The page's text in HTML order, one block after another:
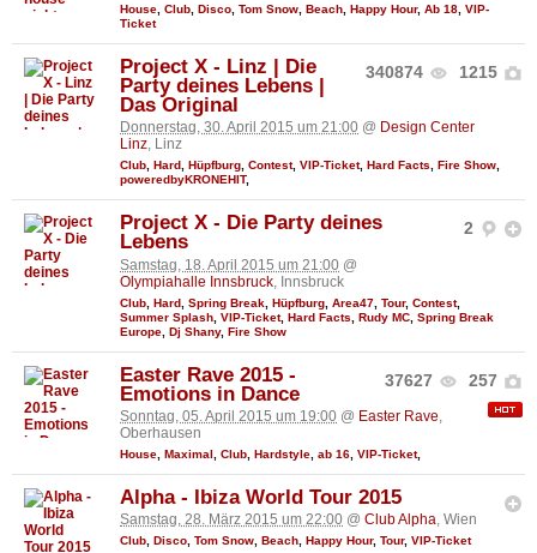
House Club Disco Tom Snow Beach Happy Hour, Ab 18 VIP-
Ticket
340874 1215
Project X - Linz | Die
Party deines Lebens |
Das Original
Donnerstag, 30. April 2015 um 21:00 @ Design Center
Linz, Linz
Club, Hard, Hüpfburg, Contest, VIP-Ticket, Hard Facts, Fire Show,
poweredbyKRONEHIT,
2
Project X - Die Party deines
Lebens
Samstag, 18. April 2015 um 21:00 @
Olympiahalle Innsbruck , Innsbruck
Club Hard Spring Break Hüpfburg Area47 Tour, Contest,
Summer Splash VIP-Ticket, Hard Facts Rudy MC Spring Break
Europe Dj Shany, Fire Show
37627 257
Easter Rave 2015 -
Emotions in Dance
Sonntag, 05. April 2015 um 19:00 @ Easter Rave,
Oberhausen
House Maximal Club Hardstyle ab 16 VIP-Ticket,
Alpha - Ibiza World Tour 2015
Samstag, 28. März 2015 um 22:00 @ Club Alpha, Wien
Club, Disco, Tom Snow, Beach, Happy Hour, Tour, VIP-Ticket